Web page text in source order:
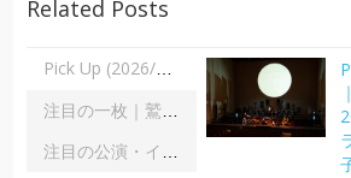
Related Posts
Pick Up (2026/5/15)｜調布国際音楽祭2026 権代敦彦 オペラ《ZEN》｜長澤直子
注目の一枚｜鷲宮美幸「舞踊の彼方へ」｜齋藤俊夫